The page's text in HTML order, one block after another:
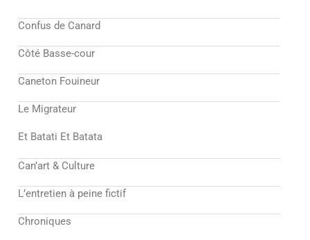
Confus de Canard
Côté Basse-cour
Caneton Fouineur
Le Migrateur
Et Batati Et Batata
Can’art & Culture
L’entretien à peine fictif
Chroniques